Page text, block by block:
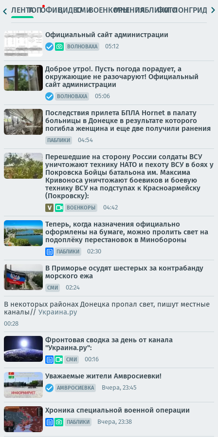
ЛЕНТАТОПОФИЦ.ВИДЕОСМИВОЕНКОРЫМНЕНИЯПАБЛИКИ
ФОТОЛОНГРИДЫ
Официальный сайт администрации
ВОЛНОВАХА 05:12
Доброе утро!. Пусть погода порадует, а
окружающие не разочаруют! Официальный
сайт администрации
ВОЛНОВАХА 05:06
Последствия прилета БПЛА Hornet в палату
больницы в Донецке в результате которого
погибла женщина и еще две получили ранения
ПАБЛИКИ 04:54
Перешедшие на сторону России солдаты ВСУ
уничтожают технику НАТО и пехоту ВСУ в боях у
Покровска Бойцы батальона им. Максима
Кривоноса уничтожают боевиков и боевую
технику ВСУ на подступах к Красноармейску
(Покровску):
ВОЕНКОРЫ 04:42
Теперь, когда назначения официально
оформлены на бумаге, можно пролить свет на
подоплёку перестановок в Минобороны
ПАБЛИКИ 02:30
В Приморье осудят шестерых за контрабанду
морского ежа
СМИ 02:24
В некоторых районах Донецка пропал свет, пишут местные
каналы// Украина.ру
00:28
Фронтовая сводка за день от канала
"Украина.ру":
СМИ 00:16
Уважаемые жители Амвросиевки!
АМВРОСИЕВКА Вчера, 23:45
Хроника специальной военной операции
ПАБЛИКИ Вчера, 23:38